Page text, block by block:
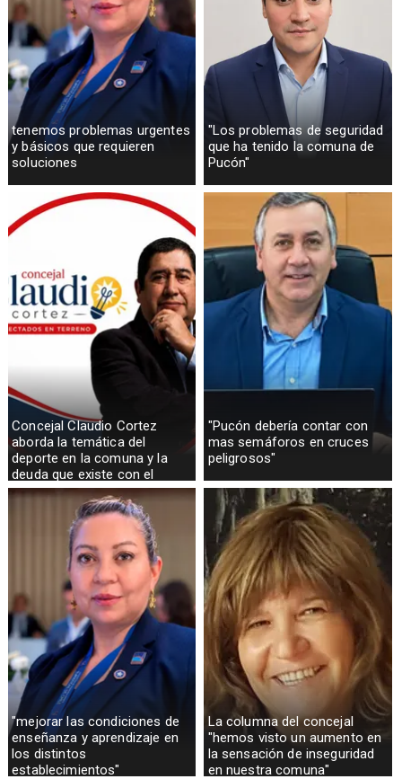
tenemos problemas urgentes
y básicos que requieren
soluciones
"Los problemas de seguridad
que ha tenido la comuna de
Pucón"
Concejal Claudio Cortez
aborda la temática del
deporte en la comuna y la
deuda que existe con el
sector rural
"Pucón debería contar con
mas semáforos en cruces
peligrosos"
"mejorar las condiciones de
enseñanza y aprendizaje en
los distintos
establecimientos"
La columna del concejal
"hemos visto un aumento en
la sensación de inseguridad
en nuestra comuna"